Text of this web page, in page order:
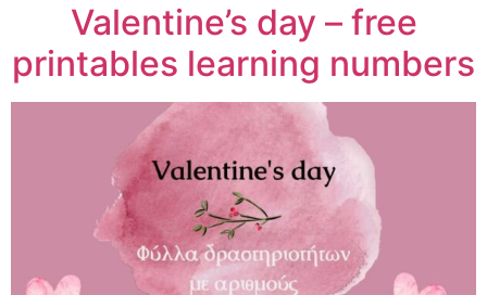
Valentine’s day – free
printables learning numbers